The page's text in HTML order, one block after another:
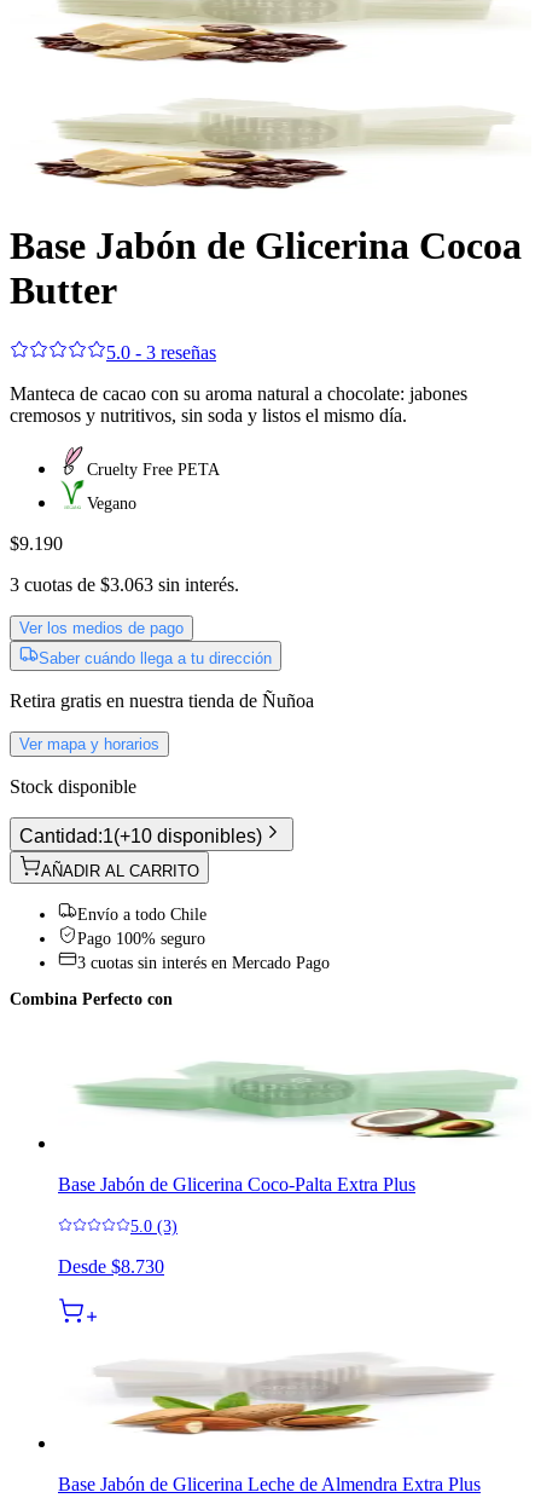
Base Jabón de Glicerina Cocoa
Butter
5.0 - 3 reseñas
Manteca de cacao con su aroma natural a chocolate: jabones
cremosos y nutritivos, sin soda y listos el mismo día.
Cruelty Free PETA
Vegano
$9.190
3 cuotas de $3.063 sin interés.
Ver los medios de pago
Saber cuándo llega a tu dirección
Retira gratis en nuestra tienda de Ñuñoa
Ver mapa y horarios
Stock disponible
Cantidad:1(+10 disponibles)
AÑADIR AL CARRITO
Envío a todo Chile
Pago 100% seguro
3 cuotas sin interés en Mercado Pago
Combina Perfecto con
Base Jabón de Glicerina Coco-Palta Extra Plus
5.0 (3)
Desde $8.730
Base Jabón de Glicerina Leche de Almendra Extra Plus